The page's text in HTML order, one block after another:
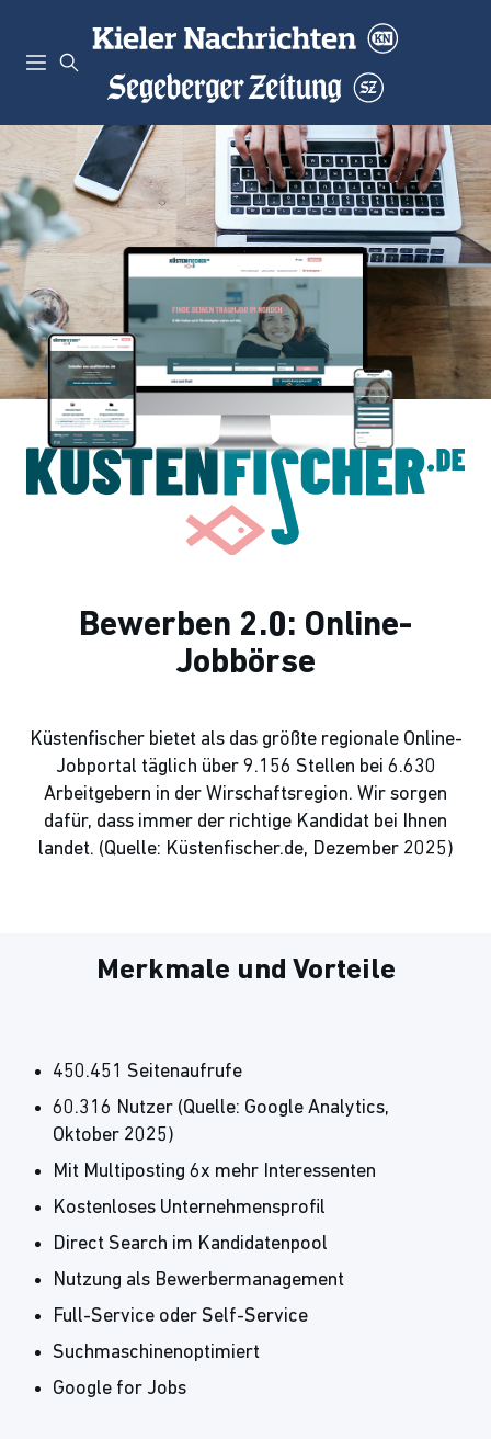
Bewerben 2.0: Online-
Jobbörse
Küstenfischer bietet als das größte regionale Online-
Jobportal täglich über 9.156 Stellen bei 6.630
Arbeitgebern in der Wirschaftsregion. Wir sorgen
dafür, dass immer der richtige Kandidat bei Ihnen
landet. (Quelle: Küstenfischer.de, Dezember 2025)
Merkmale und Vorteile
450.451 Seitenaufrufe
60.316 Nutzer (Quelle: Google Analytics,
Oktober 2025)
Mit Multiposting 6x mehr Interessenten
Kostenloses Unternehmensprofil
Direct Search im Kandidatenpool
Nutzung als Bewerbermanagement
Full-Service oder Self-Service
Suchmaschinenoptimiert
Google for Jobs